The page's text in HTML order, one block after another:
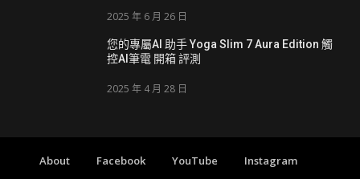
2025 年 6 月 26 日
您的專屬AI 助手 Yoga Slim 7 Aura Edition 觸
控AI筆電 開箱 評測
2025 年 4 月 28 日
About Facebook YouTube
Instagram